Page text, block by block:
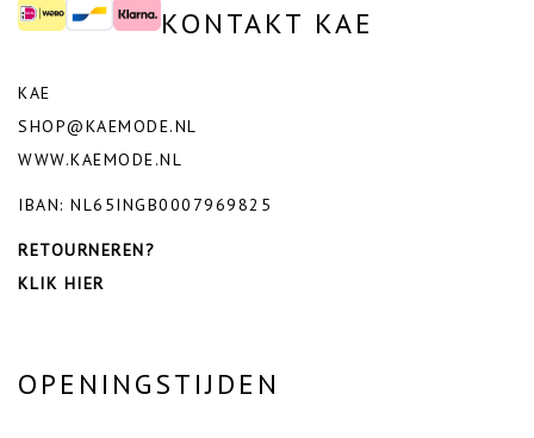
KONTAKT KAE
KAE
SHOP@KAEMODE.NL
WWW.KAEMODE.NL
IBAN: NL65INGB0007969825
RETOURNEREN?
KLIK HIER
OPENINGSTIJDEN